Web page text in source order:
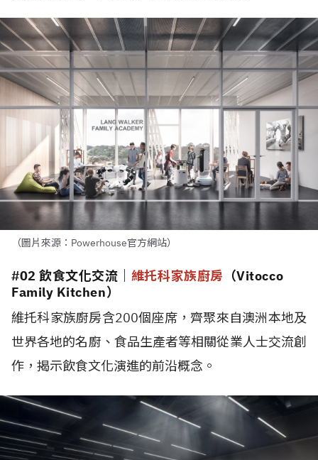
（圖片來源：Powerhouse官方網站）
#02 飲食文化交流 維托科家族廚房 （Vitocco
Family Kitchen）
維托科家族廚房含200個座席，齊聚來自澳洲本地及
世界各地的名廚、食品生產者等相關從業人士交流創
作，揭示飲食文化演進的前沿概念。